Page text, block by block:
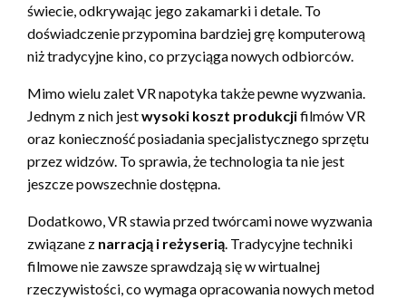
świecie, odkrywając jego zakamarki i detale. To
doświadczenie przypomina bardziej grę komputerową
niż tradycyjne kino, co przyciąga nowych odbiorców.
Mimo wielu zalet VR napotyka także pewne wyzwania.
Jednym z nich jestwysoki koszt produkcjifilmów VR
oraz konieczność posiadania specjalistycznego sprzętu
przez widzów. To sprawia, że technologia ta nie jest
jeszcze powszechnie dostępna.
Dodatkowo, VR stawia przed twórcami nowe wyzwania
związane z narracją i reżyserią . Tradycyjne techniki
filmowe nie zawsze sprawdzają się w wirtualnej
rzeczywistości, co wymaga opracowania nowych metod